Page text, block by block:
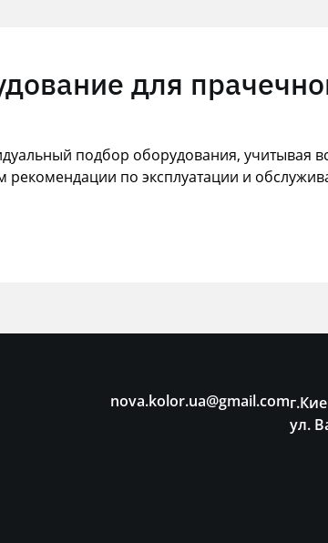
для
подбор оборудования, учитывая
рекомендации по эксплуатации и
nova.kolor.ua@gmail.com
ул.